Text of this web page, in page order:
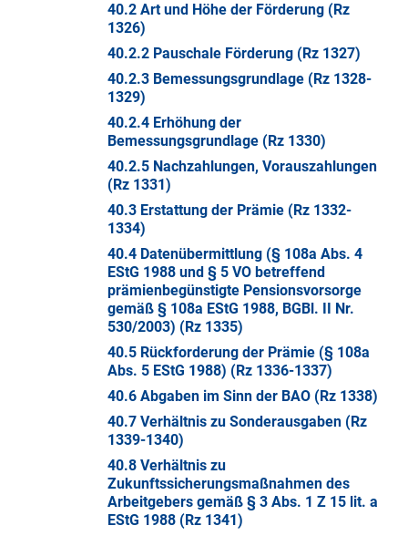
40.2 Art und Höhe der Förderung (Rz
1326)
40.2.2 Pauschale Förderung (Rz 1327)
40.2.3 Bemessungsgrundlage (Rz 1328-
1329)
40.2.4 Erhöhung der
Bemessungsgrundlage (Rz 1330)
40.2.5 Nachzahlungen, Vorauszahlungen
(Rz 1331)
40.3 Erstattung der Prämie (Rz 1332-
1334)
40.4 Datenübermittlung (§ 108a Abs. 4
EStG 1988 und § 5 VO betreffend
prämienbegünstigte Pensionsvorsorge
gemäß § 108a EStG 1988, BGBl. II Nr.
530/2003) (Rz 1335)
40.5 Rückforderung der Prämie (§ 108a
Abs. 5 EStG 1988) (Rz 1336-1337)
40.6 Abgaben im Sinn der BAO (Rz 1338)
40.7 Verhältnis zu Sonderausgaben (Rz
1339-1340)
40.8 Verhältnis zu
Zukunftssicherungsmaßnahmen des
Arbeitgebers gemäß § 3 Abs. 1 Z 15 lit. a
EStG 1988 (Rz 1341)